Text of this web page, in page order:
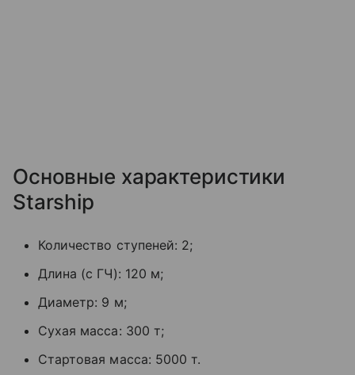
Основные характеристики
Starship
Количество ступеней: 2;
Длина (с ГЧ): 120 м;
Диаметр: 9 м;
Сухая масса: 300 т;
Стартовая масса: 5000 т.